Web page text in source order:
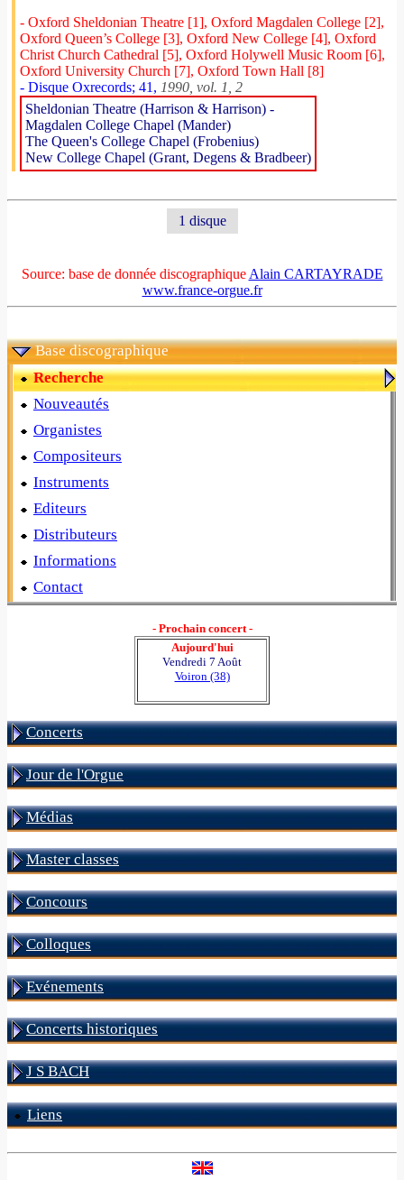
- Oxford Sheldonian Theatre [1], Oxford Magdalen College [2],
Oxford Queen’s College [3], Oxford New College [4], Oxford
Christ Church Cathedral [5], Oxford Holywell Music Room [6],
Oxford University Church [7], Oxford Town Hall [8]
- Disque Oxrecords; 41, 1990, vol. 1, 2
Sheldonian Theatre (Harrison & Harrison) -
Magdalen College Chapel (Mander)
The Queen's College Chapel (Frobenius)
New College Chapel (Grant, Degens & Bradbeer)
1 disque
Source: base de donnée discographique Alain CARTAYRADE
www.france-orgue.fr
Base discographique
Recherche
Nouveautés
Organistes
Compositeurs
Instruments
Editeurs
Distributeurs
Informations
Contact
- Prochain concert -
Aujourd'hui
Vendredi 7 Août
Voiron (38)
Concerts
Jour de l'Orgue
Médias
Master classes
Concours
Colloques
Evénements
Concerts historiques
J S BACH
Liens